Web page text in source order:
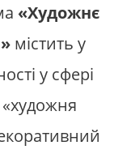
«Художнє
містить у
у сфері